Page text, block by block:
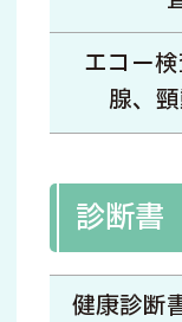
エコー
腺、
診断書
健康診